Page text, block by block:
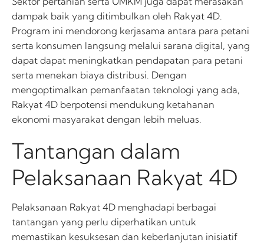
dampak baik yang ditimbulkan oleh Rakyat 4D.
Program ini mendorong kerjasama antara para petani
serta konsumen langsung melalui sarana digital, yang
dapat dapat meningkatkan pendapatan para petani
serta menekan biaya distribusi. Dengan
mengoptimalkan pemanfaatan teknologi yang ada,
Rakyat 4D berpotensi mendukung ketahanan
ekonomi masyarakat dengan lebih meluas.
Tantangan dalam
Pelaksanaan Rakyat 4D
Pelaksanaan Rakyat 4D menghadapi berbagai
tantangan yang perlu diperhatikan untuk
memastikan kesuksesan dan keberlanjutan inisiatif